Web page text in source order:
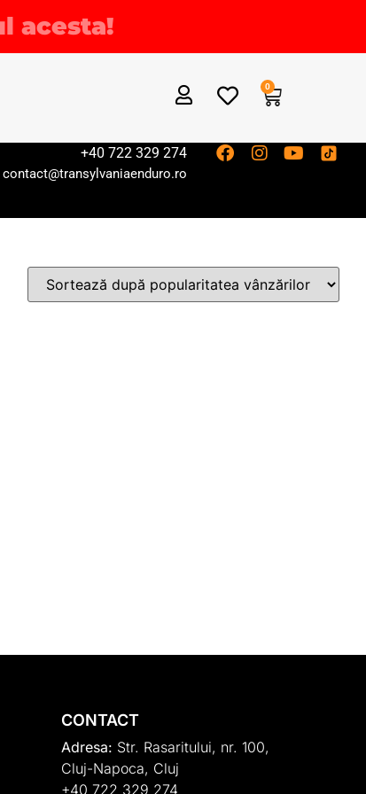
acesta!
0
+40 722 329 274
contact@transylvaniaenduro.ro
CONTACT
Adresa: Str. Rasaritului, nr. 100,
Cluj-Napoca, Cluj
+40 722 329 274